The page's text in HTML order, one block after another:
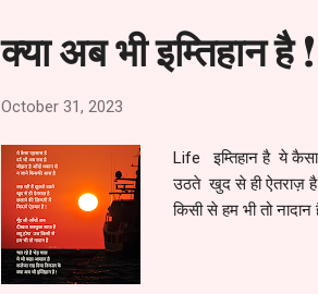
क्या अब भी
October 31, 2023
Life इम्तिहान है ये
उठते खुद से ही ऐतराज़
किसी से हम भी तो